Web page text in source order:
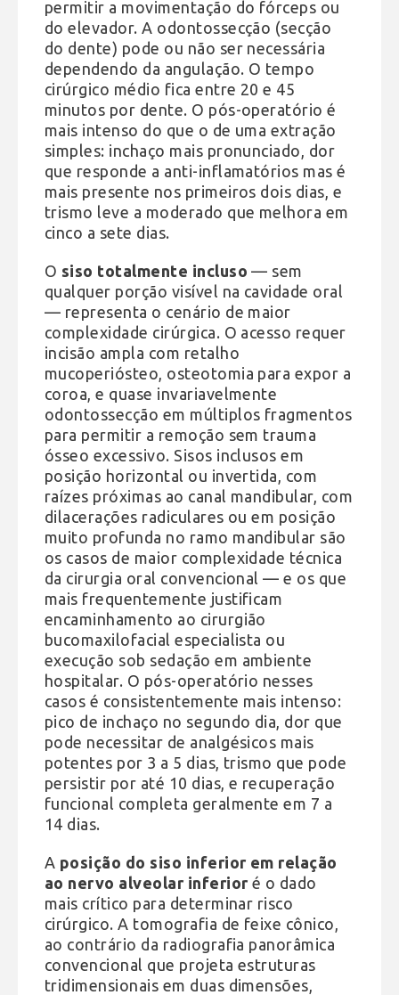
permitir a movimentação do fórceps ou
do elevador. A odontossecção (secção
do dente) pode ou não ser necessária
dependendo da angulação. O tempo
cirúrgico médio fica entre 20 e 45
minutos por dente. O pós-operatório é
mais intenso do que o de uma extração
simples: inchaço mais pronunciado, dor
que responde a anti-inflamatórios mas é
mais presente nos primeiros dois dias, e
trismo leve a moderado que melhora em
cinco a sete dias.
O siso totalmente incluso — sem
qualquer porção visível na cavidade oral
— representa o cenário de maior
complexidade cirúrgica. O acesso requer
incisão ampla com retalho
mucoperiósteo, osteotomia para expor a
coroa, e quase invariavelmente
odontossecção em múltiplos fragmentos
para permitir a remoção sem trauma
ósseo excessivo. Sisos inclusos em
posição horizontal ou invertida, com
raízes próximas ao canal mandibular, com
dilacerações radiculares ou em posição
muito profunda no ramo mandibular são
os casos de maior complexidade técnica
da cirurgia oral convencional — e os que
mais frequentemente justificam
encaminhamento ao cirurgião
bucomaxilofacial especialista ou
execução sob sedação em ambiente
hospitalar. O pós-operatório nesses
casos é consistentemente mais intenso:
pico de inchaço no segundo dia, dor que
pode necessitar de analgésicos mais
potentes por 3 a 5 dias, trismo que pode
persistir por até 10 dias, e recuperação
funcional completa geralmente em 7 a
14 dias.
A posição do siso inferior em relação
ao nervo alveolar inferior é o dado
mais crítico para determinar risco
cirúrgico. A tomografia de feixe cônico,
ao contrário da radiografia panorâmica
convencional que projeta estruturas
tridimensionais em duas dimensões,